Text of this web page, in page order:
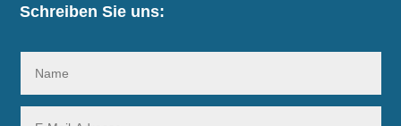
Schreiben Sie uns: